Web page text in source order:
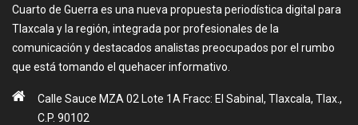
Cuarto de Guerra es una nueva propuesta periodística digital para
Tlaxcala y la región, integrada por profesionales de la
comunicación y destacados analistas preocupados por el rumbo
que está tomando el quehacer informativo.
Calle Sauce MZA 02 Lote 1A Fracc: El Sabinal, Tlaxcala, Tlax.,
C.P. 90102